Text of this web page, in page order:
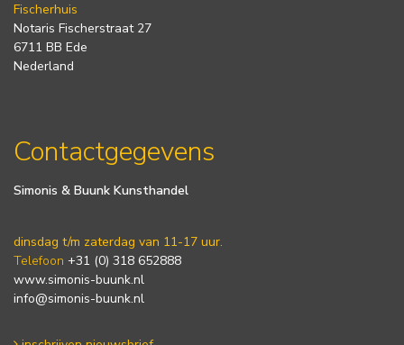
Fischerhuis
Notaris Fischerstraat 27
6711 BB Ede
Nederland
Contactgegevens
Simonis & Buunk Kunsthandel
dinsdag t/m zaterdag van 11-17 uur.
Telefoon +31 (0) 318 652888
www.simonis-buunk.nl
info@simonis-buunk.nl